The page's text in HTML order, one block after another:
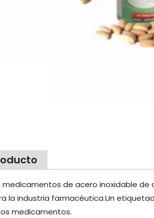
Máquina
eléctrica de
de acero inoxidable de
la industria farmacéutica.Un
medicamentos.